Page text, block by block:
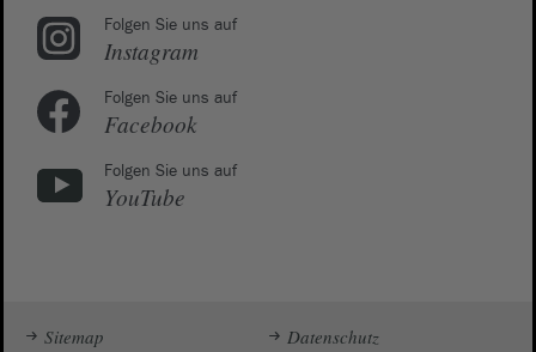
Folgen Sie uns auf
Instagram
Folgen Sie uns auf
Facebook
Folgen Sie uns auf
YouTube
Sitemap Datenschutz